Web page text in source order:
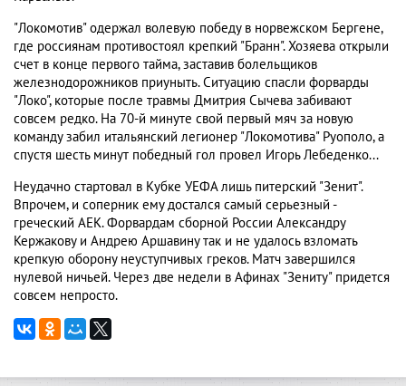
"Локомотив" одержал волевую победу в норвежском Бергене,
где россиянам противостоял крепкий "Бранн". Хозяева открыли
счет в конце первого тайма, заставив болельщиков
железнодорожников приуныть. Ситуацию спасли форварды
"Локо", которые после травмы Дмитрия Сычева забивают
совсем редко. На 70-й минуте свой первый мяч за новую
команду забил итальянский легионер "Локомотива" Руополо, а
спустя шесть минут победный гол провел Игорь Лебеденко...
Неудачно стартовал в Кубке УЕФА лишь питерский "Зенит".
Впрочем, и соперник ему достался самый серьезный -
греческий АЕК. Форвардам сборной России Александру
Кержакову и Андрею Аршавину так и не удалось взломать
крепкую оборону неуступчивых греков. Матч завершился
нулевой ничьей. Через две недели в Афинах "Зениту" придется
совсем непросто.